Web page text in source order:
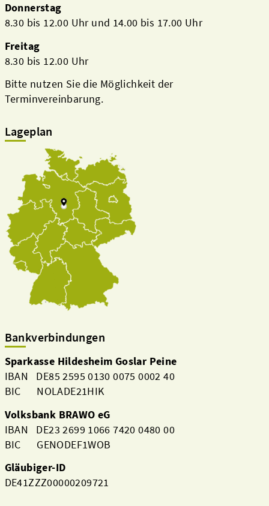
Donnerstag
8.30 bis 12.00 Uhr und 14.00 bis 17.00 Uhr
Freitag
8.30 bis 12.00 Uhr
Bitte nutzen Sie die Möglichkeit der
Terminvereinbarung.
Lageplan
Bankverbindungen
Sparkasse Hildesheim Goslar Peine
IBAN DE85 2595 0130 0075 0002 40
BIC NOLADE21HIK
Volksbank BRAWO eG
IBAN DE23 2699 1066 7420 0480 00
BIC GENODEF1WOB
Gläubiger-ID
DE41ZZZ00000209721